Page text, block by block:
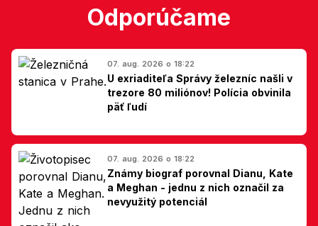
Odporúčame
07. aug. 2026 o 18:22
U exriaditeľa Správy železníc našli v
trezore 80 miliónov! Polícia obvinila
päť ľudí
07. aug. 2026 o 18:22
Známy biograf porovnal Dianu, Kate
a Meghan - jednu z nich označil za
nevyužitý potenciál